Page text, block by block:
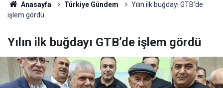
Anasayfa Türkiye Gündem
Yılın ilk buğdayı GTB’de
işlem gördü
Yılın ilk buğdayı GTB’de işlem gördü